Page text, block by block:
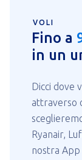
VOLI
Fino a
in un
Dicci dove
attraverso
Ryanair,
nostra